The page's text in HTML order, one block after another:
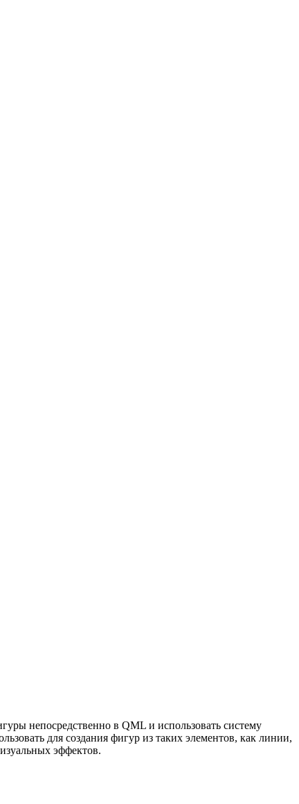
непосредственно в QML и использовать систему
для создания фигур из таких элементов, как линии,
эффектов.